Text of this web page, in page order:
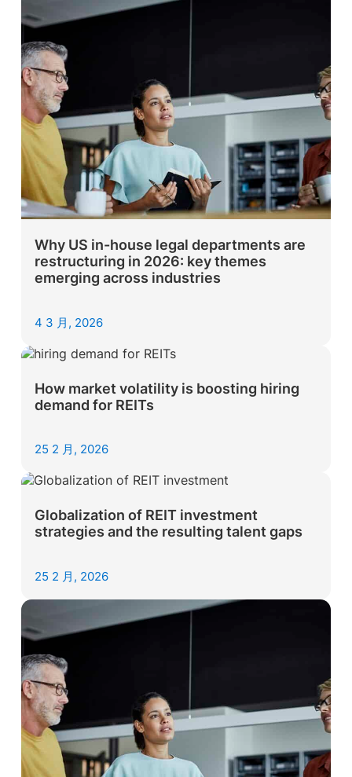
Why US in-house legal departments are
restructuring in 2026: key themes
emerging across industries
4 3 月, 2026
How market volatility is boosting hiring
demand for REITs
25 2 月, 2026
Globalization of REIT investment
strategies and the resulting talent gaps
25 2 月, 2026